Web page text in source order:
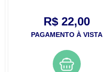
R$ 22,00
PAGAMENTO À VISTA